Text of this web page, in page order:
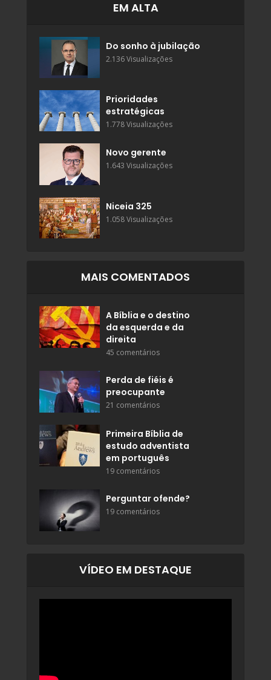
EM ALTA
Do sonho à jubilação
2.136 Visualizações
Prioridades
estratégicas
1.778 Visualizações
Novo gerente
1.643 Visualizações
Niceia 325
1.058 Visualizações
MAIS COMENTADOS
A Bíblia e o destino
da esquerda e da
direita
45 comentários
Perda de fiéis é
preocupante
21 comentários
Primeira Bíblia de
estudo adventista
em português
19 comentários
Perguntar ofende?
19 comentários
VÍDEO EM DESTAQUE